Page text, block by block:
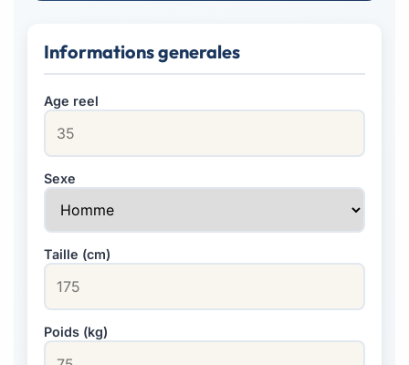
Informations generales
Age reel
Sexe
Taille (cm)
Poids (kg)